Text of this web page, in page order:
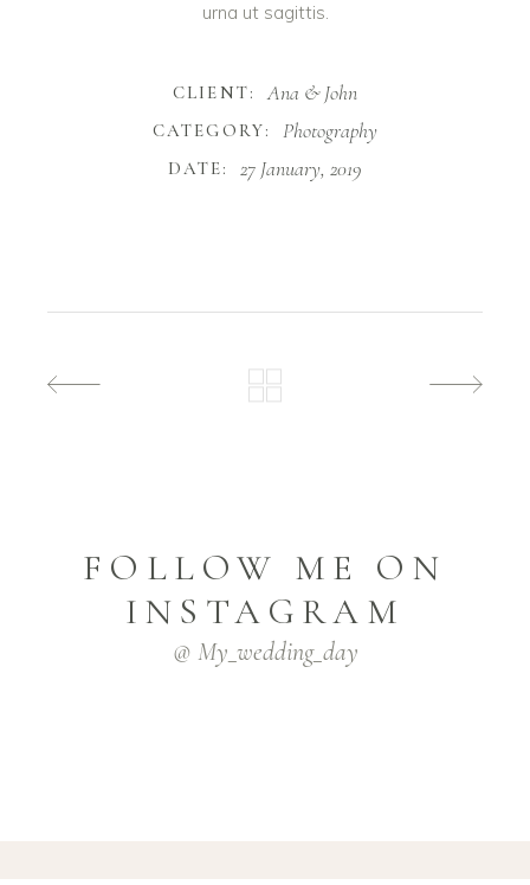
urna ut sagittis.
CLIENT: Ana & John
CATEGORY: Photography
DATE: 27 January, 2019
FOLLOW ME ON
INSTAGRAM
@ My_wedding_day